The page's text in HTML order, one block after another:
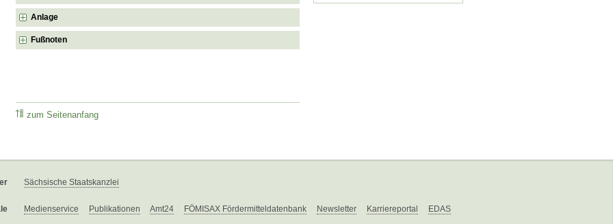
Anlage
Fußnoten
zum Seitenanfang
Sächsische Staatskanzlei
Medienservice Publikationen Amt24 FÖMISAX Fördermitteldatenbank Newsletter Karriereportal EDAS